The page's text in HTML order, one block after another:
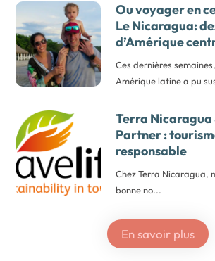
Ou voyager en
Le Nicaragua:
d’Amérique
Ces dernières
Amérique latine a pu
Terra Nicaragua
Partner :
responsable
Chez Terra Nicaragua,
bonne no...
En savoir plus